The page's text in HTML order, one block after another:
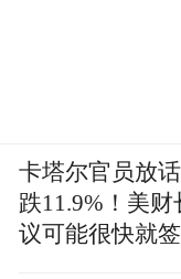
卡塔尔官员放
跌11.9%！美财
议可能很快就签